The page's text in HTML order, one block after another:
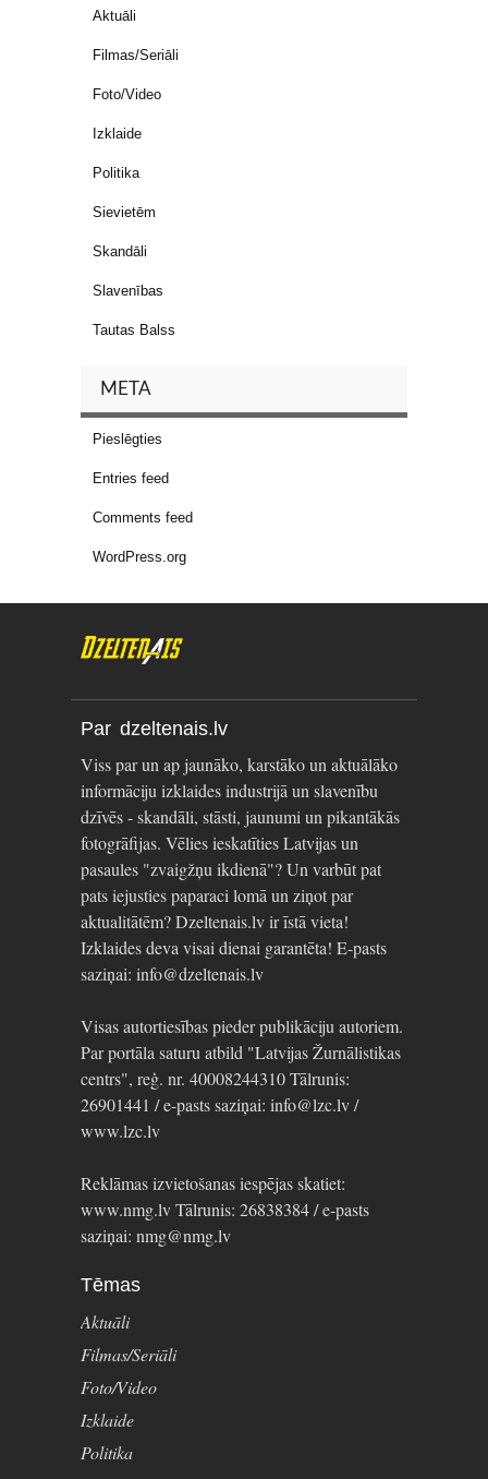
Aktuāli
Filmas/Seriāli
Foto/Video
Izklaide
Politika
Sievietēm
Skandāli
Slavenības
Tautas Balss
META
Pieslēgties
Entries feed
Comments feed
WordPress.org
Par dzeltenais.lv
Viss par un ap jaunāko, karstāko un aktuālāko
informāciju izklaides industrijā un slavenību
dzīvēs - skandāli, stāsti, jaunumi un pikantākās
fotogrāfijas. Vēlies ieskatīties Latvijas un
pasaules "zvaigžņu ikdienā"? Un varbūt pat
pats iejusties paparaci lomā un ziņot par
aktualitātēm? Dzeltenais.lv ir īstā vieta!
Izklaides deva visai dienai garantēta! E-pasts
saziņai: info@dzeltenais.lv
Visas autortiesības pieder publikāciju autoriem.
Par portāla saturu atbild "Latvijas Žurnālistikas
centrs", reģ. nr. 40008244310 Tālrunis:
26901441 / e-pasts saziņai: info@lzc.lv /
www.lzc.lv
Reklāmas izvietošanas iespējas skatiet:
www.nmg.lv Tālrunis: 26838384 / e-pasts
saziņai: nmg@nmg.lv
Tēmas
Aktuāli
Filmas/Seriāli
Foto/Video
Izklaide
Politika